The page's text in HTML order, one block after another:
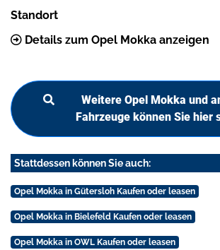
Standort
Details zum Opel Mokka anzeigen
Weitere Opel Mokka und
Fahrzeuge können Sie hier
Stattdessen können Sie auch:
Opel Mokka in Gütersloh Kaufen oder leasen
Opel Mokka in Bielefeld Kaufen oder leasen
Opel Mokka in OWL Kaufen oder leasen